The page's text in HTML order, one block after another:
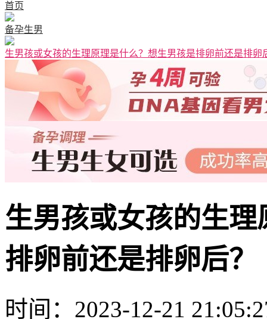
首页
备孕生男
生男孩或女孩的生理原理是什么？想生男孩是排卵前还是排卵
生男孩或女孩的生
排卵前还是排卵后？
时间：2023-12-21